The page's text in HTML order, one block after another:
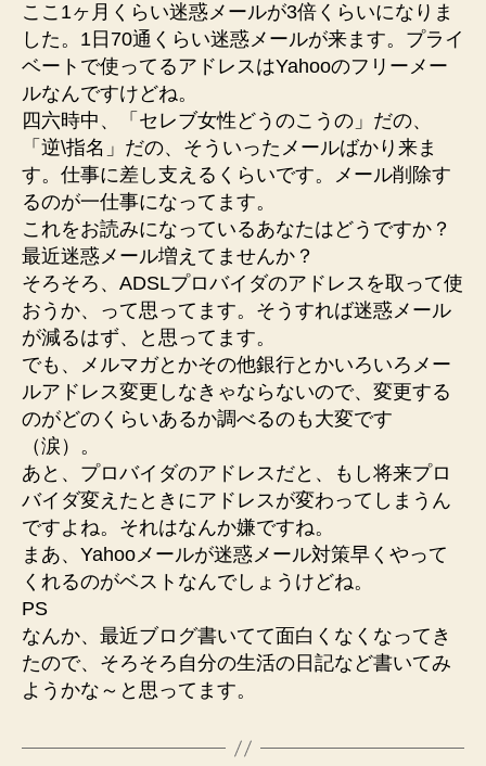
ここ1ヶ月くらい迷惑メールが3倍くらいになりま
した。1日70通くらい迷惑メールが来ます。プライ
ベートで使ってるアドレスはYahooのフリーメー
ルなんですけどね。
四六時中、「セレブ女性どうのこうの」だの、
「逆\指名」だの、そういったメールばかり来ま
す。仕事に差し支えるくらいです。メール削除す
るのが一仕事になってます。
これをお読みになっているあなたはどうですか？
最近迷惑メール増えてませんか？
そろそろ、ADSLプロバイダのアドレスを取って使
おうか、って思ってます。そうすれば迷惑メール
が減るはず、と思ってます。
でも、メルマガとかその他銀行とかいろいろメー
ルアドレス変更しなきゃならないので、変更する
のがどのくらいあるか調べるのも大変です
（涙）。
あと、プロバイダのアドレスだと、もし将来プロ
バイダ変えたときにアドレスが変わってしまうん
ですよね。それはなんか嫌ですね。
まあ、Yahooメールが迷惑メール対策早くやって
くれるのがベストなんでしょうけどね。
PS
なんか、最近ブログ書いてて面白くなくなってき
たので、そろそろ自分の生活の日記など書いてみ
ようかな～と思ってます。